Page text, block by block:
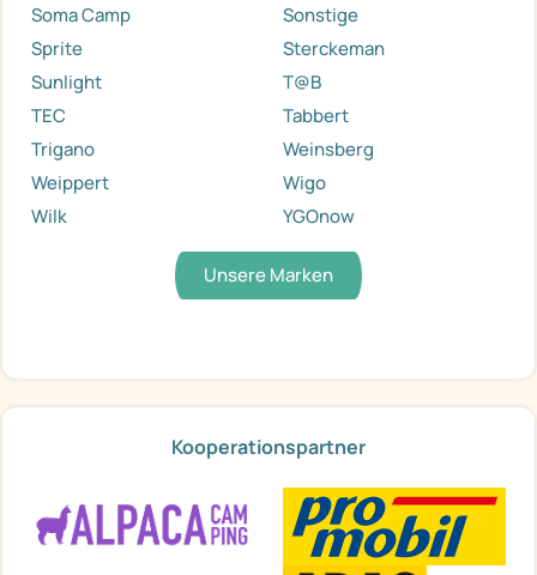
Soma Camp
Sonstige
Sprite
Sterckeman
Sunlight
T@B
TEC
Tabbert
Trigano
Weinsberg
Weippert
Wigo
Wilk
YGOnow
Unsere Marken
Kooperationspartner